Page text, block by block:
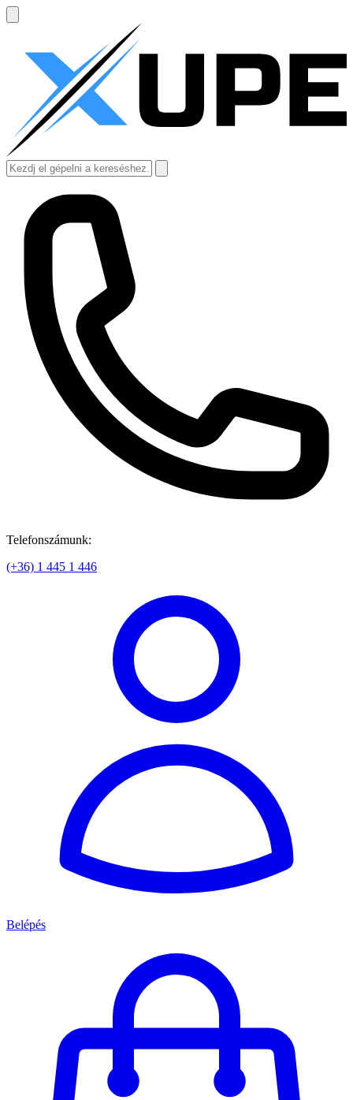
Telefonszámunk:
(+36) 1 445 1 446
Belépés